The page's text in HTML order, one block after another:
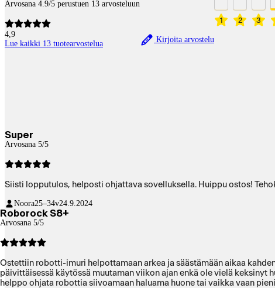
Arvosana 4.9/5 perustuen 13 arvosteluun
4,9
Lue kaikki 13 tuotearvostelua
Kirjoita arvostelu
1 2 3
Super
Arvosana 5/5
Siisti lopputulos, helposti ohjattava sovelluksella. Huippu ostos!
Noora25–34v24.9.2024
Roborock S8+
Arvosana 5/5
Ostettiin robotti-imuri helpottamaan arkea ja säästämään aikaa kahden koiran taloudessa. Koirat on paljon pihalla josta tuo roskia ja likaisia tassunjälkiä lattiaan, karvoja unohtamatta. S8+ on ollut meillä
päivittäisessä käytössä muutaman viikon ajan enkä ole vielä keksinyt huonoa sanottavaa. Karvat ja roskat imuroi hyvin sekä pesee lattiat puhtaaksi
helppo ohjata robottia siivoamaan haluama huone tai vaikka vaan